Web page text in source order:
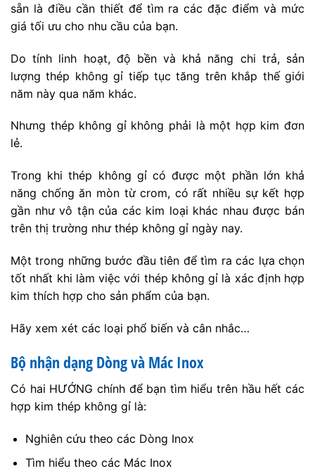
sẵn là điều cần thiết để tìm ra các đặc điểm và mức
giá tối ưu cho nhu cầu của bạn.
Do tính linh hoạt, độ bền và khả năng chi trả, sản
lượng thép không gỉ tiếp tục tăng trên khắp thế giới
năm này qua năm khác.
Nhưng thép không gỉ không phải là một hợp kim đơn
lẻ.
Trong khi thép không gỉ có được một phần lớn khả
năng chống ăn mòn từ crom, có rất nhiều sự kết hợp
gần như vô tận của các kim loại khác nhau được bán
trên thị trường như thép không gỉ ngày nay.
Một trong những bước đầu tiên để tìm ra các lựa chọn
tốt nhất khi làm việc với thép không gỉ là xác định hợp
kim thích hợp cho sản phẩm của bạn.
Hãy xem xét các loại phổ biến và cân nhắc…
Bộ nhận dạng Dòng và Mác Inox
Có hai HƯỚNG chính để bạn tìm hiểu trên hầu hết các
hợp kim thép không gỉ là:
Nghiên cứu theo các Dòng Inox
Tìm hiểu theo các Mác Inox